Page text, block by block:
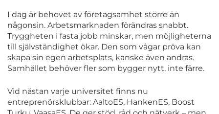
I dag är behovet av företagsamhet större än
någonsin. Arbetsmarknaden förändras snabbt.
Tryggheten i fasta jobb minskar, men möjligheterna
till självständighet ökar. Den som vågar pröva kan
skapa sin egen arbetsplats, kanske även andras.
Samhället behöver fler som bygger nytt, inte färre.
Vid nästan varje universitet finns nu
entreprenörsklubbar: AaltoES, HankenES, Boost